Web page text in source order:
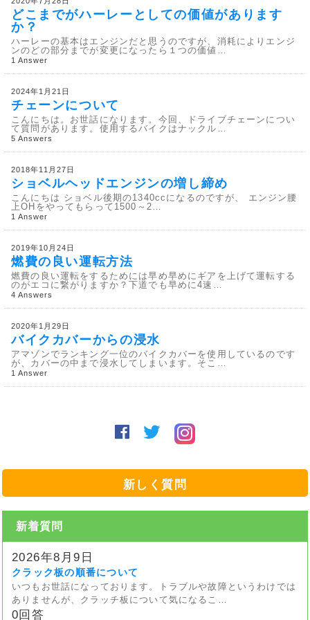
どこまでがハーレーとしての価値があります
か？
ハーレーの基本はエンジンだと思うのですが、消耗によりエンジ
ンのどの部分までが変更になったら１つの価値…
1 Answer
2024年1月21日
チェーンについて
こんにちは。お世話になります。今回、ドライブチェーンについ
て質問があります。使用するバイクはナックル…
5 Answers
2018年11月27日
ショベルヘッドエンジンの増し締め
こんにちは ショベル後期の1340ccになるのですが、 エンジン腰
上OHをやってもらって1500～2…
1 Answer
2019年10月24日
燃費の良い運転方法
燃費の良い運転をするためには早め早めにギアを上げて運転する
のがエコに繋がりますか？下道でも早めに4速…
4 Answers
2020年1月29日
バイクカバーからの浸水
アマゾンでランキング一位のバイクカバーを使用しているのです
が、カバーの中まで浸水してしまいます。そこ…
1 Answer
新しく質問
新着質問
2026年8月9日
クラック板の順番について
いつもお世話になっております。トラブルや故障というわけでは
ありませんが、クラッチ板について気になるこ…
0回答